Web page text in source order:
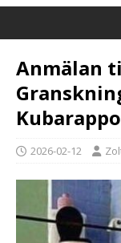
Anmälan
2026-02-12